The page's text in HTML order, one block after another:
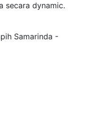
secara dynamic.
Samarinda -